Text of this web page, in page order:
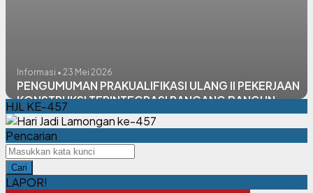
Informasi • 23 Mei 2026
PENGUMUMAN PRAKUALIFIKASI ULANG II PEKERJAAN
KONSTRUKSI TERINTEGRASI RANCANG BANGUN
(DESIGN AND BUILD) PEMBANGUNAN INSTALASI
PENGOLAHAN AIR (IPA) DAN BANGUNAN PENDUKUNG
SPAM PLOSOWAHYU KABUPATEN LAMONGAN TAHUN
2026
HJL KE-457
Pencarian
Cari
LAPOR!